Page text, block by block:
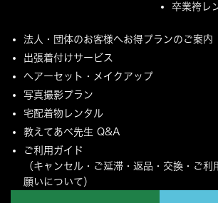
卒業袴レ
法人・団体のお客様へお得プランのご案内
出張着付けサービス
ヘアーセット・メイクアップ
写真撮影プラン
宅配着物レンタル
教えてあべ先生 Q&A
ご利用ガイド
（キャンセル・ご延滞・返品・交換・ご利
願いについて）